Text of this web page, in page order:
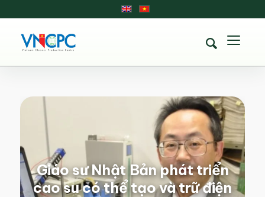
Giáo sư Nhật Bản phát triển
cao su có thể tạo và trữ điện